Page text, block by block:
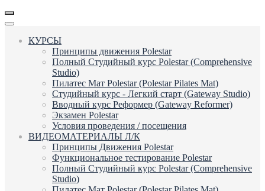
КУРСЫ
Принципы движения Polestar
Полный Студийный курс Polestar (Comprehensive
Studio)
Пилатес Мат Polestar (Polestar Pilates Mat)
Студийный курс - Легкий старт (Gateway Studio)
Вводный курс Реформер (Gateway Reformer)
Экзамен Polestar
Условия проведения / посещения
ВИДЕОМАТЕРИАЛЫ Л/К
Принципы Движения Polestar
Функциональное тестирование Polestar
Полный Студийный курс Polestar (Comprehensive
Studio)